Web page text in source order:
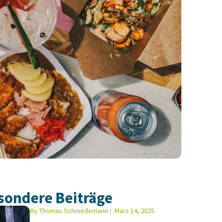
Beiträge
ByThomas Schmedemann März 14, 2025